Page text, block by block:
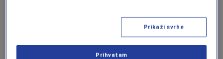
KANJON RIJEKE HRČAVKE
Prikaži svrhe
Prihvatam